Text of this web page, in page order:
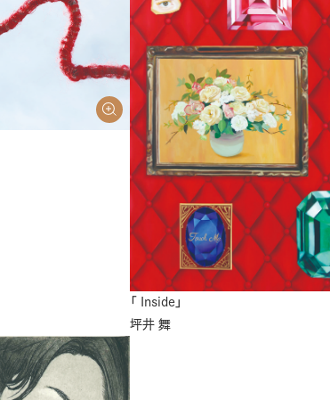
「 Inside」
坪井 舞